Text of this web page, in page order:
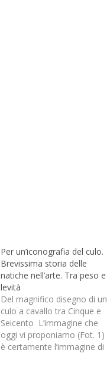
Per un’iconografia del culo.
Brevissima storia delle
natiche nell’arte. Tra peso e
levità
Del magnifico disegno di un
culo a cavallo tra Cinque e
Seicento L’immagine che
oggi vi proponiamo (Fot. 1)
è certamente l’immagine di